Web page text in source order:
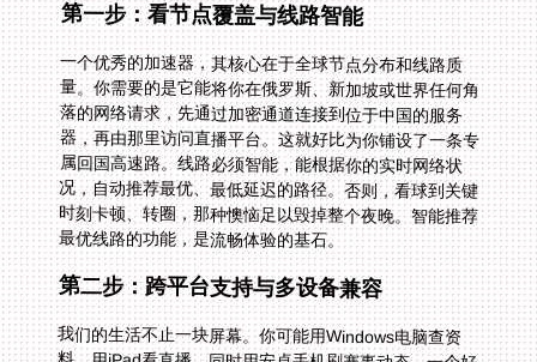
第一步：看节点覆盖与线路智能
一个优秀的加速器，其核心在于全球节点分布和线路质
量。你需要的是它能将你在俄罗斯、新加坡或世界任何角
落的网络请求，先通过加密通道连接到位于中国的服务
器，再由那里访问直播平台。这就好比为你铺设了一条专
属回国高速路。线路必须智能，能根据你的实时网络状
况，自动推荐最优、最低延迟的路径。否则，看球到关键
时刻卡顿、转圈，那种懊恼足以毁掉整个夜晚。智能推荐
最优线路的功能，是流畅体验的基石。
第二步：跨平台支持与多设备兼容
我们的生活不止一块屏幕。你可能用Windows电脑查资
料，用iPad看直播，同时用安卓手机刷赛事动态。一个好
的加速器应能覆盖Android、iOS、Windows、mac所有主
流平台，并且支持一人多端设备同时连接。这意味着你可
以在书房电脑上锁定CCTV5的大屏解说，同时厨房的
iPad用咪咕视频观看多视角回放，互不干扰。这种无缝切